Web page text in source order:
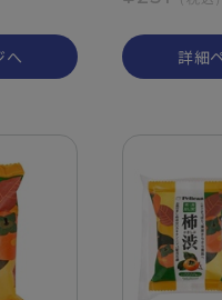
へ 詳細